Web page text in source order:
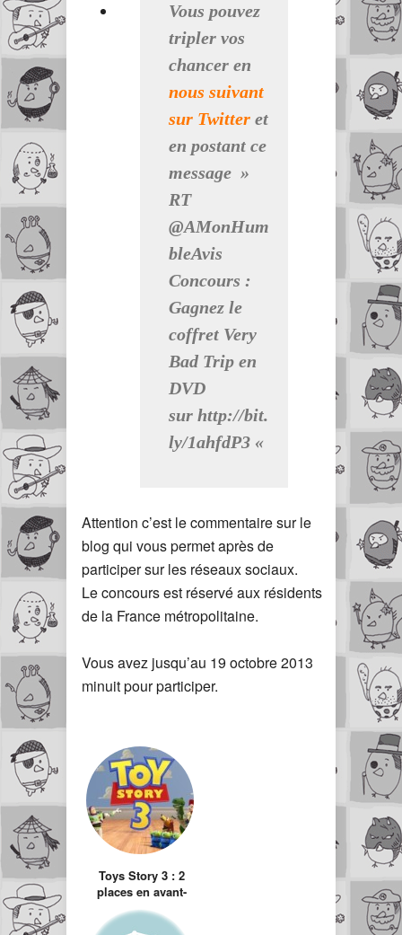
Vous pouvez
tripler vos
chancer en
nous suivant
sur Twitter et
en postant ce
message »
RT
@AMonHum
bleAvis
Concours :
Gagnez le
coffret Very
Bad Trip en
DVD
sur http://bit.
ly/1ahfdP3 «
Attention c’est le commentaire sur le
blog qui vous permet après de
participer sur les réseaux sociaux.
Le concours est réservé aux résidents
de la France métropolitaine.
Vous avez jusqu’au 19 octobre 2013
minuit pour participer.
Toys Story 3 : 2
places en avant-
première à gagner